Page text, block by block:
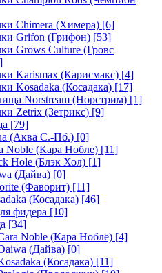
Chimera (Химера) [6]
Grifon (Грифон) [53]
Grows Culture (Гровс
Karismax (Карисмакс) [4]
Kosadaka (Косадака) [17]
Norstream (Норстрим) [1]
Zetrix (Зетрикс) [9]
[79]
(Аква С.-Пб.) [0]
Noble (Кара Нобле) [11]
Hole (Блэк Хол) [1]
(Дайва) [0]
(Фаворит) [11]
(Косадака) [46]
фидера [10]
[34]
Noble (Кара Нобле) [4]
(Дайва) [0]
(Косадака) [11]